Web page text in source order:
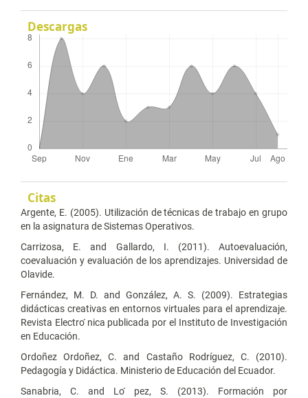
Descargas
Citas
Argente, E. (2005). Utilización de técnicas de trabajo en grupo
en la asignatura de Sistemas Operativos.
Carrizosa, E. and Gallardo, I. (2011). Autoevaluación,
coevaluación y evaluación de los aprendizajes. Universidad de
Olavide.
Fernández, M. D. and González, A. S. (2009). Estrategias
didácticas creativas en entornos virtuales para el aprendizaje.
Revista Electro ́nica publicada por el Instituto de Investigación
en Educación.
Ordoñez Ordoñez, C. and Castaño Rodríguez, C. (2010).
Pedagogía y Didáctica. Ministerio de Educación del Ecuador.
Sanabria, C. and Lo ́pez, S. (2013). Formación por